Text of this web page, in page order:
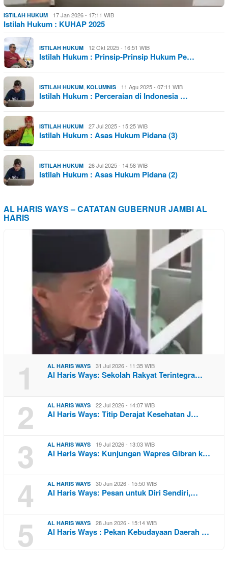
ISTILAH HUKUM 17 Jan 2026 - 17:11 WIB
Istilah Hukum : KUHAP 2025
ISTILAH HUKUM 12 Okt 2025 - 16:51 WIB
Istilah Hukum : Prinsip-Prinsip Hukum Pe…
ISTILAH HUKUM KOLUMNIS 11 Agu 2025 - 07:11 WIB
Istilah Hukum : Perceraian di Indonesia …
ISTILAH HUKUM 27 Jul 2025 - 15:25 WIB
Istilah Hukum : Asas Hukum Pidana (3)
ISTILAH HUKUM 26 Jul 2025 - 14:58 WIB
Istilah Hukum : Asas Hukum Pidana (2)
AL HARIS WAYS – CATATAN GUBERNUR JAMBI AL
HARIS
1 AL HARIS WAYS 31 Jul 2026 - 11:35 WIB
Al Haris Ways: Sekolah Rakyat Terintegra…
2 AL HARIS WAYS 22 Jul 2026 - 14:07 WIB
Al Haris Ways: Titip Derajat Kesehatan J…
3 AL HARIS WAYS 19 Jul 2026 - 13:03 WIB
Al Haris Ways: Kunjungan Wapres Gibran k…
4 AL HARIS WAYS 30 Jun 2026 - 15:50 WIB
Al Haris Ways: Pesan untuk Diri Sendiri,…
5 AL HARIS WAYS 28 Jun 2026 - 15:14 WIB
Al Haris Ways : Pekan Kebudayaan Daerah …